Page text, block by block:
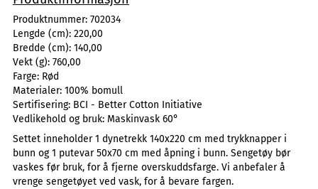
Produktnummer: 702034
Lengde (cm): 220,00
Bredde (cm): 140,00
Vekt (g): 760,00
Farge: Rød
Materialer: 100% bomull
Sertifisering: BCI - Better Cotton Initiative
Vedlikehold og bruk: Maskinvask 60°
Settet inneholder 1 dynetrekk 140x220 cm med trykknapper i
bunn og 1 putevar 50x70 cm med åpning i bunn. Sengetøy bør
vaskes før bruk, for å fjerne overskuddsfarge. Vi anbefaler å
vrenge sengetøyet ved vask, for å bevare fargen.